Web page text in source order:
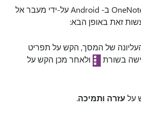
זאת באופן הבא:
של המסך, הקש על תפריט
בשורת
ולאחר מכן הקש על
על עזרה ותמיכה.